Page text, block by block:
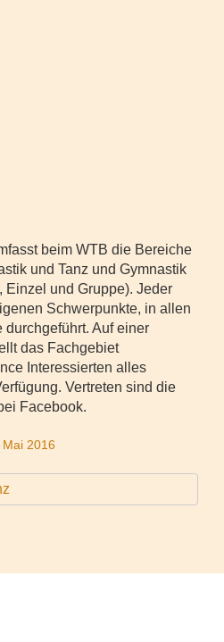
beim WTB die Bereiche
und Tanz und Gymnastik
Einzel und Gruppe). Jeder
Schwerpunkte, in allen
durchgeführt. Auf einer
das Fachgebiet
Interessierten alles
Vertreten sind die
Facebook.
2016